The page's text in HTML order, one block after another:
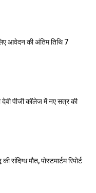
आवेदन की अंतिम तिथि 7
देवी पीजी कॉलेज में नए सत्र की
संदिग्ध मौत, पोस्टमार्टम रिपोर्ट